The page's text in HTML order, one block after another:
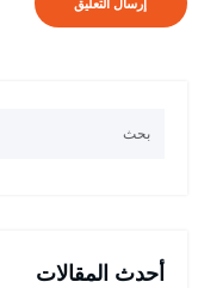
أحدث المقالات